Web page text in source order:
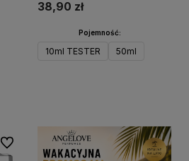
38,90 zł
Pojemność:
10ml TESTER 50ml
Do ulubionych